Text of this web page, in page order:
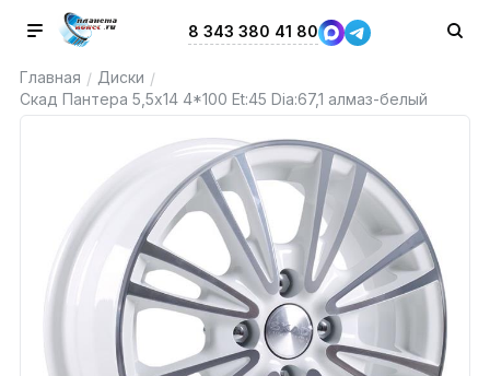
8 343 380 41 80
Главная / Диски /
Скад Пантера 5,5x14 4*100 Et:45 Dia:67,1 алмаз-белый